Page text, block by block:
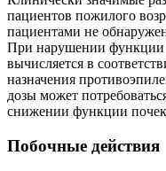
пациентов пожилого
пациентами не
При нарушении функции
вычисляется в
назначения
дозы может
снижении функции
Побочные действия